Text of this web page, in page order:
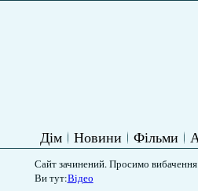
Дім Новини Фільми
Сайт зачинений. Просимо вибачення
Ви тут:Відео